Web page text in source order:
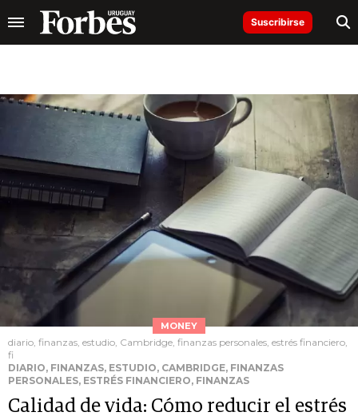
Suscribirse
MONEY
diario, finanzas, estudio, Cambridge, finanzas personales, estrés financiero,
fi
DIARIO, FINANZAS, ESTUDIO, CAMBRIDGE, FINANZAS
PERSONALES, ESTRÉS FINANCIERO, FINANZAS
Calidad de vida: Cómo reducir el estrés